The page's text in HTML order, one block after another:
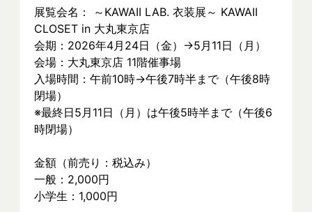
展覧会名： ～KAWAII LAB. 衣装展～ KAWAII
CLOSET in 大丸東京店
会期：2026年4月24日（金）→5月11日（月）
会場：大丸東京店 11階催事場
入場時間：午前10時→午後7時半まで（午後8時
閉場）
※最終日5月11日（月）は午後5時半まで（午後6
時閉場）
金額（前売り：税込み）
一般：2,000円
小学生：1,000円